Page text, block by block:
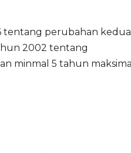
tentang perubahan
2002 tentang
minmal 5 tahun